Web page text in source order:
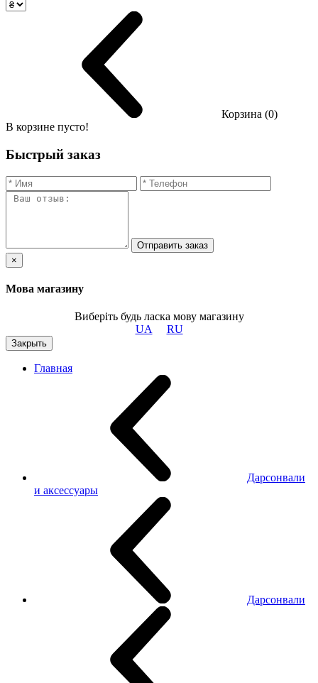
Корзина (0)
В корзине пусто!
Быстрый заказ
Отправить заказ
×
Мова магазину
Виберіть будь ласка мову магазину
UA
RU
Закрыть
Главная
Дарсонвали
и аксессуары
Дарсонвали